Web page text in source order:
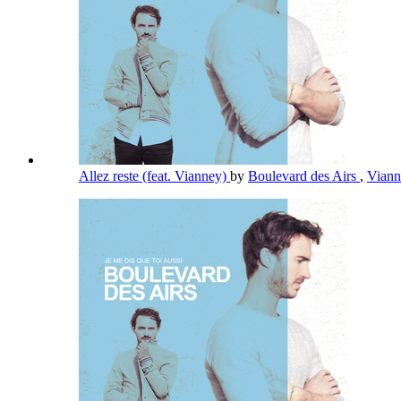
Allez reste (feat. Vianney) by Boulevard des Airs ,